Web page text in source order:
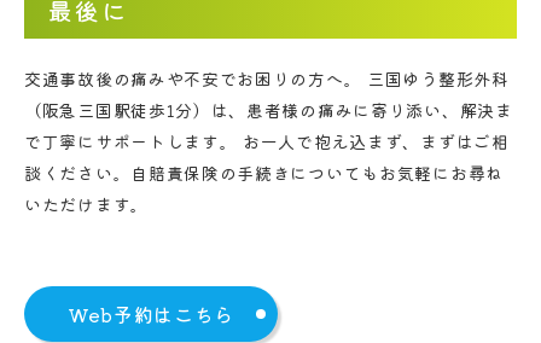
最後に
交通事故後の痛みや不安でお困りの方へ。 三国ゆう整形外科
（阪急三国駅徒歩1分）は、患者様の痛みに寄り添い、解決ま
で丁寧にサポートします。 お一人で抱え込まず、まずはご相
談ください。自賠責保険の手続きについてもお気軽にお尋ね
いただけます。
Web予約はこちら